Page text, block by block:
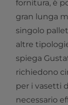
fornitura, è
gran lunga
singolo
altre
spiega
richiedono
per i vasetti
necessario